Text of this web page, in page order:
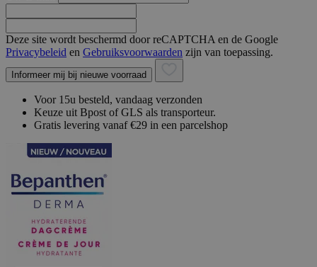
Deze site wordt beschermd door reCAPTCHA en de Google
Privacybeleid en Gebruiksvoorwaarden zijn van toepassing.
Informeer mij bij nieuwe voorraad
Voor 15u besteld, vandaag verzonden
Keuze uit Bpost of GLS als transporteur.
Gratis levering vanaf €29 in een parcelshop